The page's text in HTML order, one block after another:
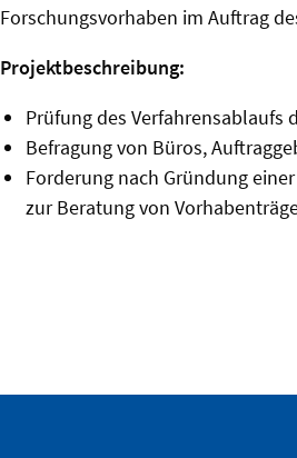
Forschungsvorhaben im Auftrag
Projektbeschreibung:
Prüfung des Verfahrensablaufs
Befragung von Büros,
Forderung nach Gründung
zur Beratung von